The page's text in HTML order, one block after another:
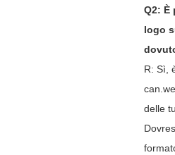
Q2: È
logo
R: Sì,
delle